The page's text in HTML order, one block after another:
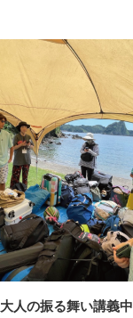
大人の振る舞い講義中